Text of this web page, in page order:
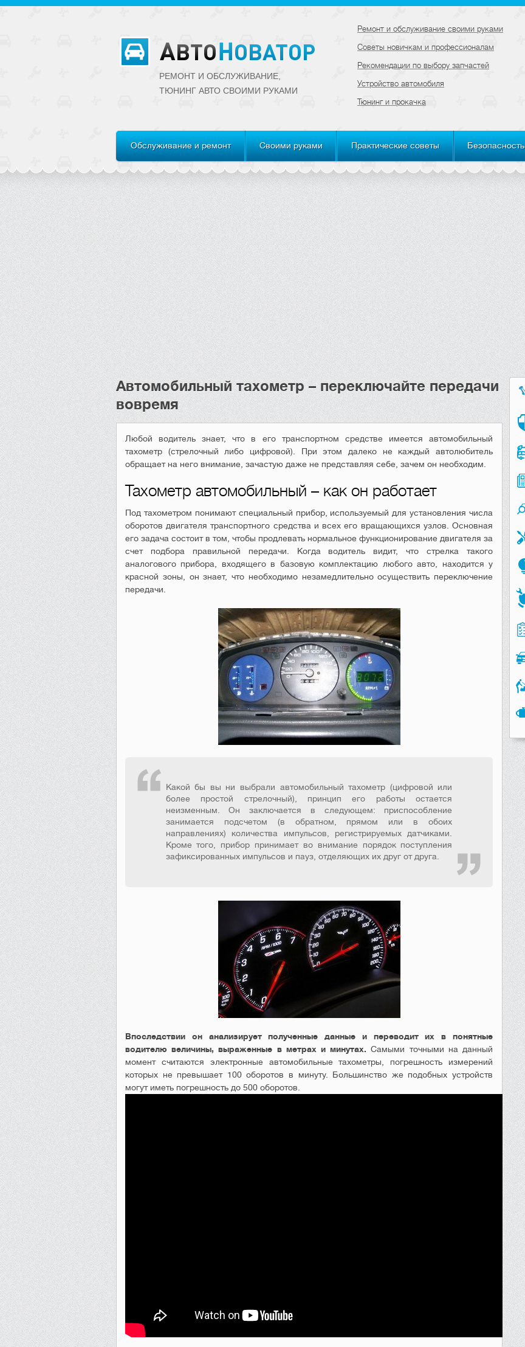
РЕМОНТ И ОБСЛУЖИВАНИЕ,
ТЮНИНГ АВТО CВОИМИ РУКАМИ
Ремонт и обслуживание своими руками
Советы новичкам и профессионалам
Рекомендации по выбору запчастей
Устройство автомобиля
Тюнинг и прокачка
Обслуживание и ремонт Своими руками Практические советы Безопасность
Автомобильный тахометр – переключайте передачи
вовремя
Любой водитель знает, что в его транспортном средстве имеется автомобильный
тахометр (стрелочный либо цифровой). При этом далеко не каждый автолюбитель
обращает на него внимание, зачастую даже не представляя себе, зачем он необходим.
Тахометр автомобильный – как он работает
Под тахометром понимают специальный прибор, используемый для установления числа
оборотов двигателя транспортного средства и всех его вращающихся узлов. Основная
его задача состоит в том, чтобы продлевать нормальное функционирование двигателя за
счет подбора правильной передачи. Когда водитель видит, что стрелка такого
аналогового прибора, входящего в базовую комплектацию любого авто, находится у
красной зоны, он знает, что необходимо незамедлительно осуществить переключение
передачи.
Какой бы вы ни выбрали автомобильный тахометр (цифровой или
более простой стрелочный), принцип его работы остается
неизменным. Он заключается в следующем: приспособление
занимается подсчетом (в обратном, прямом или в обоих
направлениях) количества импульсов, регистрируемых датчиками.
Кроме того, прибор принимает во внимание порядок поступления
зафиксированных импульсов и пауз, отделяющих их друг от друга.
Впоследствии он анализирует полученные данные и переводит их в понятные
водителю величины, выраженные в метрах и минутах. Самыми точными на данный
момент считаются электронные автомобильные тахометры, погрешность измерений
которых не превышает 100 оборотов в минуту. Большинство же подобных устройств
могут иметь погрешность до 500 оборотов.